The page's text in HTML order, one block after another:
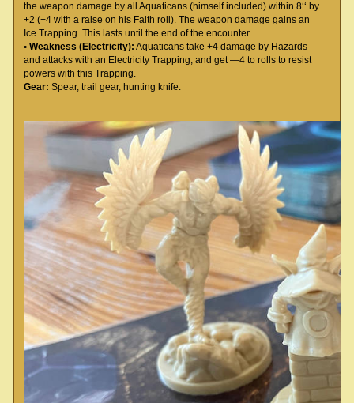
the weapon damage by all Aquaticans (himself included) within 8‘‘ by
+2 (+4 with a raise on his Faith roll). The weapon damage gains an
Ice Trapping. This lasts until the end of the encounter.
• Weakness (Electricity): Aquaticans take +4 damage by Hazards
and attacks with an Electricity Trapping, and get —4 to rolls to resist
powers with this Trapping.
Gear: Spear, trail gear, hunting knife.